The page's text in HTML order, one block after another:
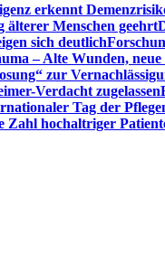
erkennt
Menschen geehrt
sich deutlich
– Alte Wunden,
zur
Verdacht zugelassen
Tag der
hochaltriger